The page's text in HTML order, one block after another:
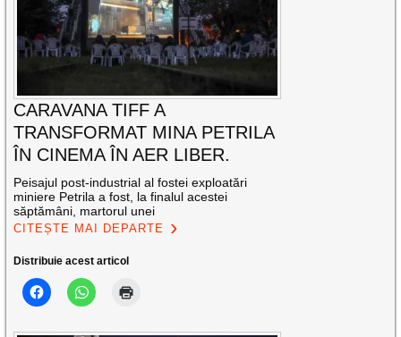
CARAVANA TIFF A
TRANSFORMAT MINA PETRILA
ÎN CINEMA ÎN AER LIBER.
Peisajul post-industrial al fostei exploatări
miniere Petrila a fost, la finalul acestei
săptămâni, martorul unei
CITEȘTE MAI DEPARTE
Distribuie acest articol